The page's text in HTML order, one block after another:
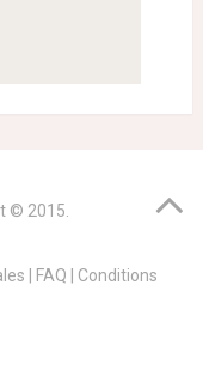
© 2015.
FAQ
Conditions